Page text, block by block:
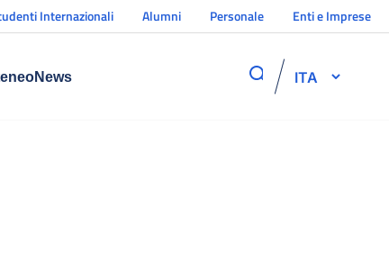
Internazionali Alumni Personale Enti e Imprese
News ITA